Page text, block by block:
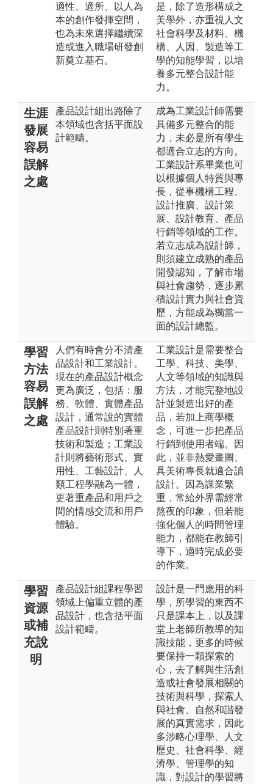
適性、適所、以人為
本的創作發揮空間，
也為未來選擇繼續深
造或進入職場研發創
新奠立基石。
是，除了造形構成之
美學外，亦重視人文
社會科學及材料、機
構、人因、製造等工
學的知能學習，以培
養多元整合設計能
力。
生涯
發展
容易
誤解
之處
產品設計組出路除了
本領域也含括平面設
計範疇。
成為工業設計師需要
具備多元整合的能
力，未必是所有學生
都適合立志的方向。
工業設計系畢業也可
以根據個人特質與專
長，從事機構工程、
設計推廣、設計策
展、設計教育、產品
行銷等領域的工作。
若立志成為設計師，
則須建立成熟的產品
開發認知，了解市場
與社會趨勢，逐步累
積設計實力與社會資
歷，方能成為獨當一
面的設計總監。
學習
方法
容易
誤解
之處
人們有時會分不清產
品設計和工業設計。
現在的產品設計概念
更為廣泛，包括：服
務、軟體、實體產品
設計，通常說的實體
產品設計則特別著重
技術和製造；工業設
計則將藝術形式、實
用性、工藝設計、人
類工程學融為一體，
更著重產品和用戶之
間的情感交流和用戶
體驗。
工業設計是需要整合
工學、科技、美學、
人文等領域的知識與
方法，才能完整地設
計並製造出好的產
品，若加上商學概
念，可進一步把產品
行銷到使用者端。因
此，並非熱愛畫圖、
具美術專長就適合讀
設計。因為課業繁
重，常給外界需經常
熬夜的印象，但若能
強化個人的時間管理
能力，都能在教師引
導下，適時完成必要
的作業。
學習
資源
或補
充說
明
產品設計組課程學習
領域上偏重立體的產
品設計，也含括平面
設計範疇。
設計是一門應用的科
學，所學習的東西不
只是課本上，以及課
堂上老師所教導的知
識技能，更多的時候
要保持一顆探索的
心，去了解與生活創
造或社會發展相關的
技術與科學，探索人
與社會、自然和諧發
展的真實需求，因此
多涉略心理學、人文
歷史、社會科學、經
濟學、管理學的知
識，對設計的學習將